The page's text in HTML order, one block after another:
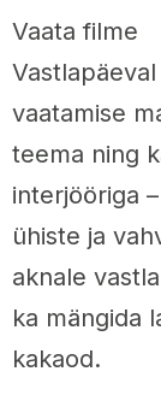
Vaata filme
vaatamise
teema ning
interjööriga
ühiste ja
aknale
ka mängida
kakaod.